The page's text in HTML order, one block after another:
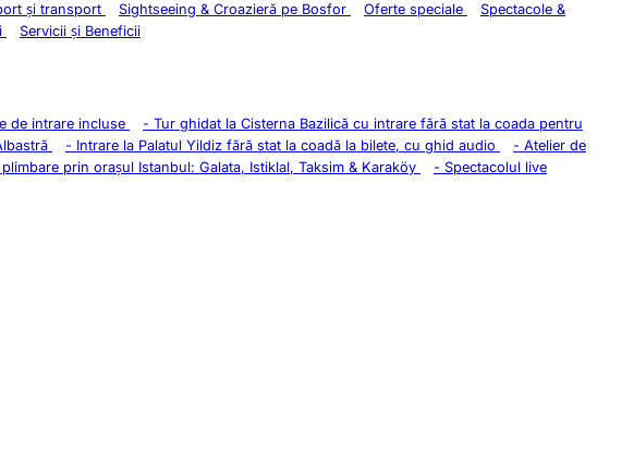
și transport Sightseeing & Croazieră pe Bosfor Oferte speciale
Spectacole &
Servicii și Beneficii
de intrare incluse - Tur ghidat la Cisterna Bazilică cu intrare fără stat la coada pentru
- Intrare la Palatul Yildiz fără stat la coadă la bilete, cu ghid audio - Atelier de
prin orașul Istanbul: Galata, Istiklal, Taksim & Karaköy - Spectacolul live